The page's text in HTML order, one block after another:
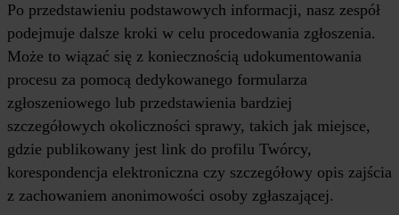
Po przedstawieniu podstawowych informacji, nasz zespół
podejmuje dalsze kroki w celu procedowania zgłoszenia.
Może to wiązać się z koniecznością udokumentowania
procesu za pomocą dedykowanego formularza
zgłoszeniowego lub przedstawienia bardziej
szczegółowych okoliczności sprawy, takich jak miejsce,
gdzie publikowany jest link do profilu Twórcy,
korespondencja elektroniczna czy szczegółowy opis zajścia
z zachowaniem anonimowości osoby zgłaszającej.